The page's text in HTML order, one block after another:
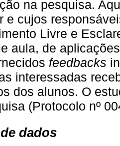
na pesquisa.
e cujos
Livre e
aula, de
feedbacks
interessadas
dos alunos. O
(Protocolo nº
dados